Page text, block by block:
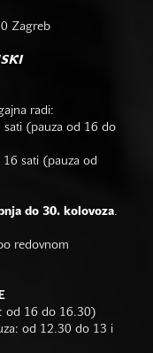
Zagreb
radi:
sati (pauza od 16 do
sati (pauza od
do 30. kolovoza.
redovnom
od 16 do 16.30)
od 12.30 do 13 i